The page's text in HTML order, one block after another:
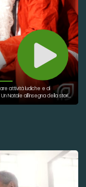
attività ludiche e di